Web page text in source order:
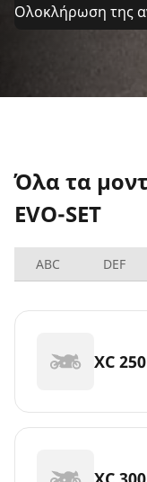
Ολοκλήρωση της
Όλα τα
EVO-SET
ABC DEF
XC